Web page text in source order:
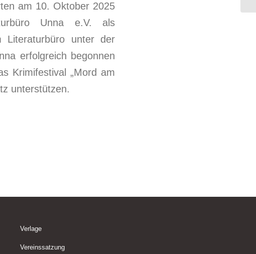
am 10. Oktober 2025
Unna e.V. als
Literaturbüro unter der
erfolgreich begonnen
Krimifestival „Mord am
unterstützen.
Verlage
Vereinssatzung